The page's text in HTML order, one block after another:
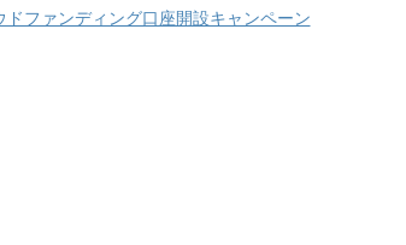
ドファンディング口座開設キャンペーン